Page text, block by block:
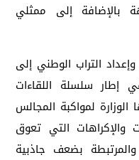
بالإضافة إلى ممثلي
التراب الوطني إلى
إطار سلسلة اللقاءات
لمواكبة المجالس
والإكراهات التي تعوق
بضعف جاذبية